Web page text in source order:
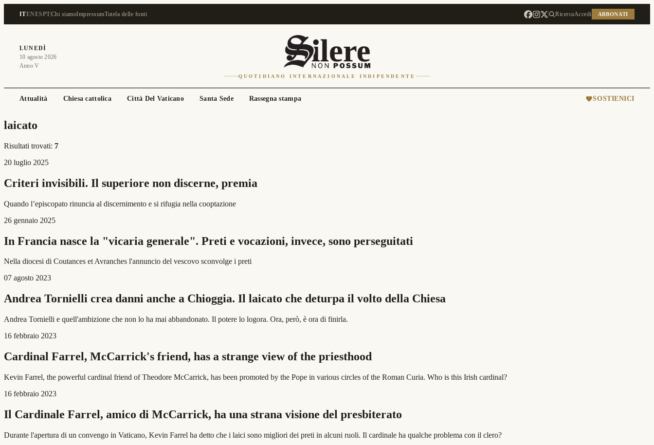
ITENESPTChi siamoImpressumTutela delle fonti RicercaAccedi ABBONATI
LUNEDÌ
10 agosto 2026
Anno V
QUOTIDIANO INTERNAZIONALE INDIPENDENTE
Attualità Chiesa cattolica Città Del Vaticano Santa Sede Rassegna stampa SOSTIENICI
laicato
Risultati trovati: 7
20 luglio 2025
Criteri invisibili. Il superiore non discerne, premia
Quando l’episcopato rinuncia al discernimento e si rifugia nella cooptazione
26 gennaio 2025
In Francia nasce la "vicaria generale". Preti e vocazioni, invece, sono perseguitati
Nella diocesi di Coutances et Avranches l'annuncio del vescovo sconvolge i preti
07 agosto 2023
Andrea Tornielli crea danni anche a Chioggia. Il laicato che deturpa il volto della Chiesa
Andrea Tornielli e quell'ambizione che non lo ha mai abbandonato. Il potere lo logora. Ora, però, è ora di finirla.
16 febbraio 2023
Cardinal Farrel, McCarrick's friend, has a strange view of the priesthood
Kevin Farrel, the powerful cardinal friend of Theodore McCarrick, has been promoted by the Pope in various circles of the Roman Curia. Who is this Irish cardinal?
16 febbraio 2023
Il Cardinale Farrel, amico di McCarrick, ha una strana visione del presbiterato
Durante l'apertura di un convengo in Vaticano, Kevin Farrel ha detto che i laici sono migliori dei preti in alcuni ruoli. Il cardinale ha qualche problema con il clero?